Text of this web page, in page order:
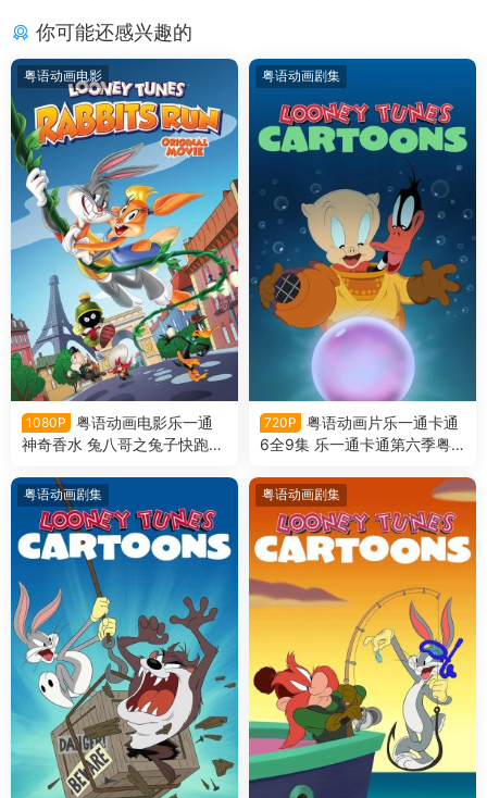
你可能还感兴趣的
粤语动画电影
1080P
粤语动画电影乐一通
神奇香水 兔八哥之兔子快跑粤
粤语动画剧集
720P
粤语动画片乐一通卡通
6全9集 乐一通卡通第六季粤
粤语动画剧集 粤语动画剧集